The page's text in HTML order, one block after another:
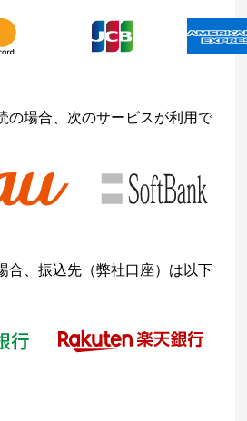
の場合、次のサービスが利用で
合、振込先（弊社口座）は以下